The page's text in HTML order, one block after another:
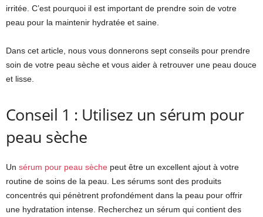
irritée. C’est pourquoi il est important de prendre soin de votre
peau pour la maintenir hydratée et saine.
Dans cet article, nous vous donnerons sept conseils pour prendre
soin de votre peau sèche et vous aider à retrouver une peau douce
et lisse.
Conseil 1 : Utilisez un sérum pour
peau sèche
Un sérum pour peau sèche peut être un excellent ajout à votre
routine de soins de la peau. Les sérums sont des produits
concentrés qui pénètrent profondément dans la peau pour offrir
une hydratation intense. Recherchez un sérum qui contient des